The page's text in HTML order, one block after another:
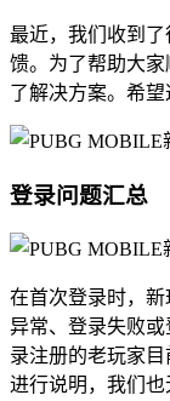
最近，我们收到
馈。为了帮助大
了解决方案。希望
登录问题汇总
在首次登录时，
异常、登录失败
录注册的老玩家
进行说明，我们